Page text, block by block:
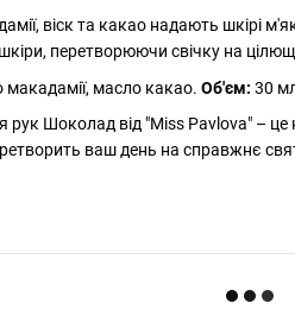
віск та какао надають шкірі
перетворюючи свічку на
макадамії, масло какао. Об'єм: 30
рук Шоколад від "Miss Pavlova" –
ваш день на справжнє